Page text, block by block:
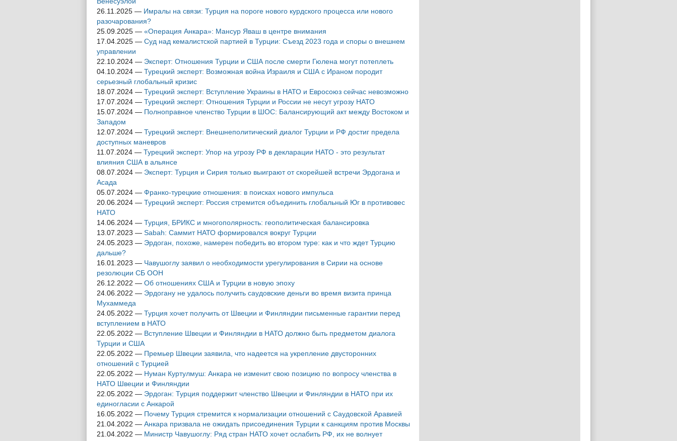
26.11.2025 — Имралы на связи: Турция на пороге нового курдского процесса или нового
разочарования?
25.09.2025 — «Операция Анкара»: Мансур Яваш в центре внимания
17.04.2025 — Суд над кемалистской партией в Турции: Съезд 2023 года и споры о внешнем
управлении
22.10.2024 — Эксперт: Отношения Турции и США после смерти Гюлена могут потеплеть
04.10.2024 — Турецкий эксперт: Возможная война Израиля и США с Ираном породит
серьезный глобальный кризис
18.07.2024 — Турецкий эксперт: Вступление Украины в НАТО и Евросоюз сейчас невозможно
17.07.2024 — Турецкий эксперт: Отношения Турции и России не несут угрозу НАТО
15.07.2024 — Полноправное членство Турции в ШОС: Балансирующий акт между Востоком и
Западом
12.07.2024 — Турецкий эксперт: Внешнеполитический диалог Турции и РФ достиг предела
доступных маневров
11.07.2024 — Турецкий эксперт: Упор на угрозу РФ в декларации НАТО - это результат
влияния США в альянсе
08.07.2024 — Эксперт: Турция и Сирия только выиграют от скорейшей встречи Эрдогана и
Асада
05.07.2024 — Франко-турецкие отношения: в поисках нового импульса
20.06.2024 — Турецкий эксперт: Россия стремится объединить глобальный Юг в противовес
НАТО
14.06.2024 — Турция, БРИКС и многополярность: геополитическая балансировка
13.07.2023 — Sabah: Саммит НАТО формировался вокруг Турции
24.05.2023 — Эрдоган, похоже, намерен победить во втором туре: как и что ждет Турцию
дальше?
16.01.2023 — Чавушоглу заявил о необходимости урегулирования в Сирии на основе
резолюции СБ ООН
26.12.2022 — Об отношениях США и Турции в новую эпоху
24.06.2022 — Эрдогану не удалось получить саудовские деньги во время визита принца
Мухаммеда
24.05.2022 — Турция хочет получить от Швеции и Финляндии письменные гарантии перед
вступлением в НАТО
22.05.2022 — Вступление Швеции и Финляндии в НАТО должно быть предметом диалога
Турции и США
22.05.2022 — Премьер Швеции заявила, что надеется на укрепление двусторонних
отношений с Турцией
22.05.2022 — Нуман Куртулмуш: Анкара не изменит свою позицию по вопросу членства в
НАТО Швеции и Финляндии
22.05.2022 — Эрдоган: Турция поддержит членство Швеции и Финляндии в НАТО при их
единогласии с Анкарой
16.05.2022 — Почему Турция стремится к нормализации отношений с Саудовской Аравией
21.04.2022 — Анкара призвала не ожидать присоединения Турции к санкциям против Москвы
21.04.2022 — Министр Чавушоглу: Ряд стран НАТО хочет ослабить РФ, их не волнует